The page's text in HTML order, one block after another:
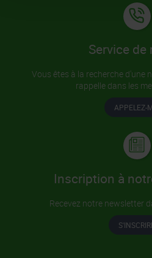
Service de
Vous êtes à la recherche d'une
rappelle dans les
APPELEZ-
Inscription à
Recevez notre newsletter